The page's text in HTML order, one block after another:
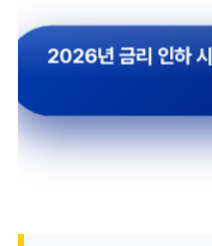
2026년 금리 인하